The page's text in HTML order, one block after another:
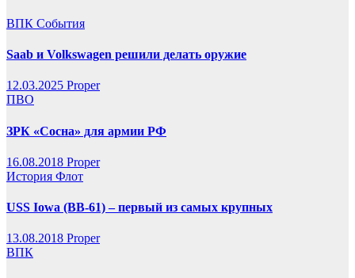
ВПК События
Saab и Volkswagen решили делать оружие
12.03.2025 Proper
ПВО
ЗРК «Сосна» для армии РФ
16.08.2018 Proper
История Флот
USS Iowa (BB-61) – первый из самых крупных
13.08.2018 Proper
ВПК